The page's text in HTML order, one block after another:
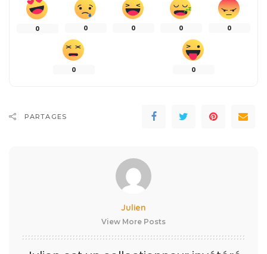
0 0 0 0 0
0 0
PARTAGES
Julien
View More Posts